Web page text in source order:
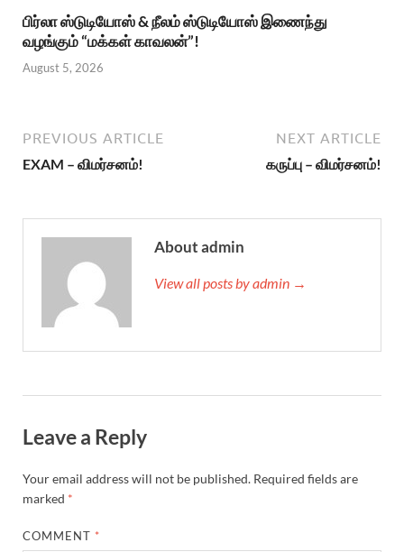
பிர்லா ஸ்டுடியோஸ் & நீலம் ஸ்டுடியோஸ் இணைந்து
வழங்கும் “மக்கள் காவலன்”!
August 5, 2026
PREVIOUS ARTICLE
EXAM – விமர்சனம்!
NEXT ARTICLE
கருப்பு – விமர்சனம்!
About admin
View all posts by admin →
Leave a Reply
Your email address will not be published. Required fields are
marked *
COMMENT *